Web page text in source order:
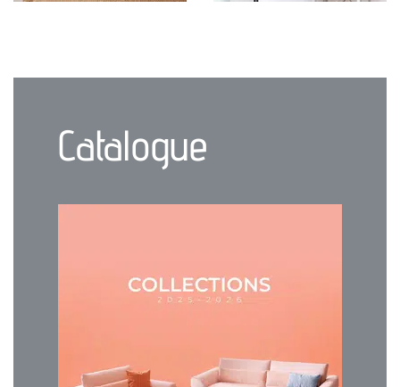
Catalogue